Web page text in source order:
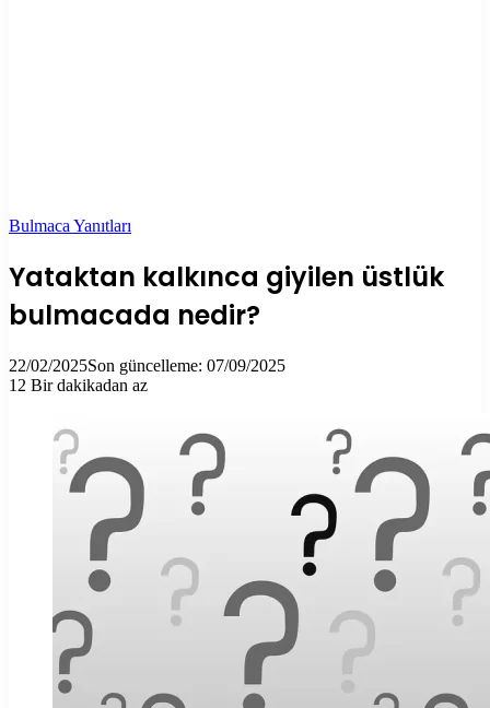
Bulmaca Yanıtları
Yataktan kalkınca giyilen üstlük
bulmacada nedir?
22/02/2025Son güncelleme: 07/09/2025
12 Bir dakikadan az